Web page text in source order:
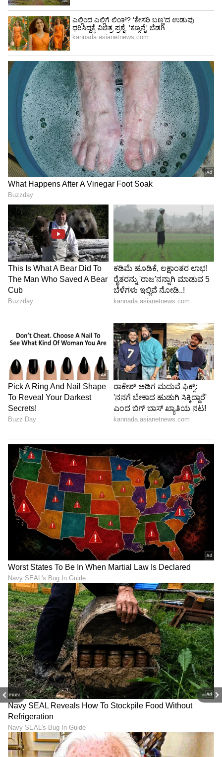
PREV NEXT
Image Credit :Zee Kannada
ವೀಕ್ಷಕರು ಏನಂದ್ರು?
ಅಕ್ಕ ತಂಗಿ ಇಬ್ರಿಗೂ ಬುದ್ದಿನೇ ಇಲ್ಲ. ಅಜ್ಜಿ ಅಂತೂ ಅರಳು
ಮರುಳು. ಪಾಪದ ಕರ್ಣ ಅರ್ಜುನ
ಈ ಅಜ್ಜಿ ಮತ್ತು ನಿಧಿಯದ್ದು ಓವರ್ ಆಯ್ತು
ಈ ಅಜ್ಜಿಗೆ ಬಿಪಿ ಮಾತ್ರೆ ಕೊಡಿ ಪ್ಲೀಸ್
ಈ ಶಾಂತಿ ಅಜ್ಜಿದು ಅತೀ ಆಯಿತು
ಕರ್ಣ ತ್ಯಾಗದ ಸಂಕೇತ ಅಲ್ವಾ?
ಇಷ್ಟು ಜನ ಕಣ್ಣ್ ತಪ್ಪಿಸಿ ನಿಧಿ ಹೋಗಕೆ ಬಿಟ್ಟರ್ ಸೀರಿಯಲ್
ನೋಡೋರಿಗೆ ಬುದ್ಧಿ ಇಲ್ಲ. ಏನಾದ್ರು ಒಂದು ಕಥೆ ಕಟ್ಟಿ
ತೋರಿಸಿ ತಾರ್ ಇನ್ನೂ ಎಲ್ಲ ವಿಷಯ ಗೊತ್ತಾದಮೇಲೆ
ನಿಧಿಯನ್ನು ಕಳಿಸೋದು ತಪ್ಪು
5
5
Image Credit :Zee Kannada
ಅರ್ಜುನನ ಪಾತ್ರ ಮುಗಿಯುತ್ತಾ?
ಅರ್ಜುನ್‌ ಪಾತ್ರ ಬಹುಶಃ ಅತಿಥಿ ಪಾತ್ರ ಇರಬಹುದು. ಆದಷ್ಟು
ಬೇಗ ಈ ಪಾತ್ರ ಮಗಿಯಬಹುದು. ಹೀಗಾಗಿ ನಿಧಿಯಿಂದ ದೂರ
ಆಗಿ ಅವನು ಹೊರಡಬಹುದು.
LATEST VIDEOS
ABOUT THE AUTHOR